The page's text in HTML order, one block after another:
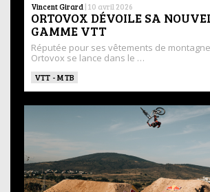
Vincent Girard | 10 avril 2026
ORTOVOX DÉVOILE SA
GAMME VTT
Réputée pour ses vêtements de
Ortovox se lance dans le …
VTT - MTB